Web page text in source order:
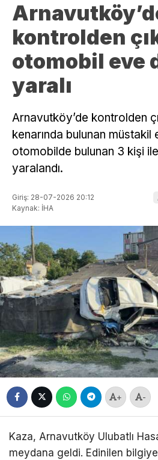
kontrolden
otomobil eve
yaralı
Arnavutköy’de kontrolden
kenarında bulunan müstakil
otomobilde bulunan 3 kişi
yaralandı.
Giriş: 28-07-2026 20:12
Kaynak: İHA
+ -
Kaza, Arnavutköy Ulubatlı
meydana geldi. Edinilen